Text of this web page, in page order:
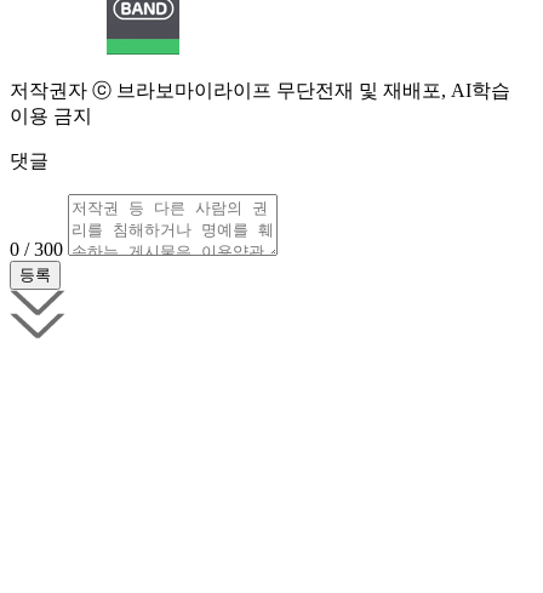
저작권자 ⓒ 브라보마이라이프 무단전재 및 재배포, AI학습
이용 금지
댓글
0 / 300